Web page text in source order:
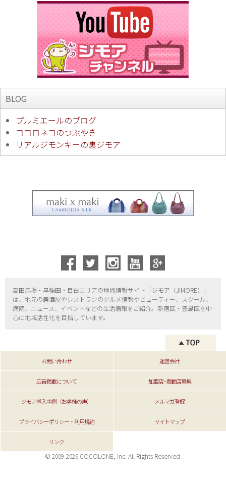
BLOG
プルミエールのブログ
ココロネコのつぶやき
リアルジモンキーの裏ジモア
高田馬場・早稲田・目白エリアの地域情報サイト「ジモア（JIMORE）」
は、地元の居酒屋やレストランのグルメ情報やビューティー、
スクール、
病院、ニュース、イベントなどの生活情報をご紹介。新宿区・ 豊島区を中
心に地域活性化を目指しています。
お問い合わせ 運営会社
広告掲載について 加盟店･掲載店募集
ジモア導入事例（お客様の声） メルマガ登録
プライバシーポリシー・利用規約 サイトマップ
リンク
© 2009-2026 COCOLONE, inc. All Rights Reserved.